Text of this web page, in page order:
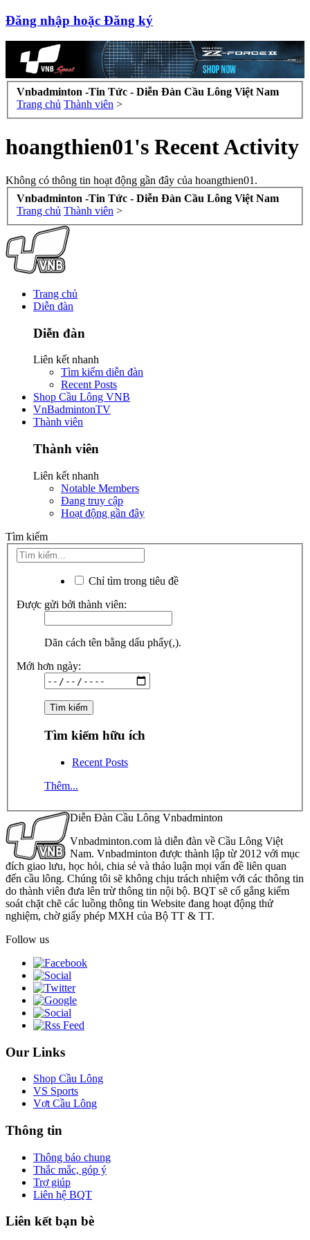
Đăng nhập hoặc Đăng ký
Vnbadminton -Tin Tức - Diễn Đàn Cầu Lông Việt Nam
Trang chủ Thành viên >
hoangthien01's Recent Activity
Không có thông tin hoạt động gần đây của hoangthien01.
Vnbadminton -Tin Tức - Diễn Đàn Cầu Lông Việt Nam
Trang chủ Thành viên >
Trang chủ
Diễn đàn
Diễn đàn
Liên kết nhanh
Tìm kiếm diễn đàn
Recent Posts
Shop Cầu Lông VNB
VnBadmintonTV
Thành viên
Thành viên
Liên kết nhanh
Notable Members
Đang truy cập
Hoạt động gần đây
Tìm kiếm
Chỉ tìm trong tiêu đề
Được gửi bởi thành viên:
Dãn cách tên bằng dấu phẩy(,).
Mới hơn ngày:
Tìm kiếm hữu ích
Recent Posts
Thêm...
Diễn Đàn Cầu Lông Vnbadminton
Vnbadminton.com là diễn đàn về Cầu Lông Việt
Nam. Vnbadminton được thành lập từ 2012 với mục
đích giao lưu, học hỏi, chia sẻ và thảo luận mọi vấn đề liên quan
đến cầu lông. Chúng tôi sẽ không chịu trách nhiệm với các thông tin
do thành viên đưa lên trừ thông tin nội bộ. BQT sẽ cố gắng kiểm
soát chặt chẽ các luồng thông tin Website đang hoạt động thử
nghiệm, chờ giấy phép MXH của Bộ TT & TT.
Follow us
Our Links
Shop Cầu Lông
VS Sports
Vợt Cầu Lông
Thông tin
Thông báo chung
Thắc mắc, góp ý
Trợ giúp
Liên hệ BQT
Liên kết bạn bè